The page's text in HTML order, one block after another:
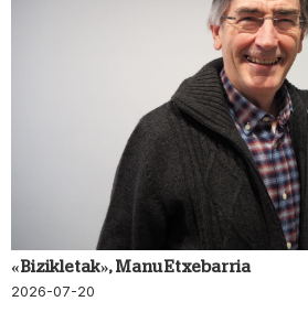
«Bizikletak», Manu Etxebarria
2026-07-20